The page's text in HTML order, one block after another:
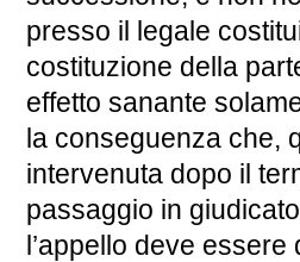
presso il legale
costituzione della
effetto sanante
la conseguenza che,
intervenuta dopo il
passaggio in
l’appello deve essere